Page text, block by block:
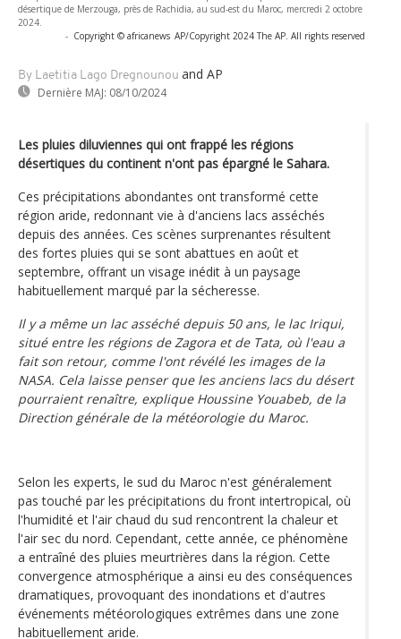
désertique de Merzouga, près de Rachidia, au sud-est du Maroc, mercredi 2 octobre
2024.
- Copyright © africanews AP/Copyright 2024 The AP. All rights reserved
By Laetitia Lago Dregnounou and AP
Dernière MAJ: 08/10/2024
Les pluies diluviennes qui ont frappé les régions
désertiques du continent n'ont pas épargné le Sahara.
Ces précipitations abondantes ont transformé cette
région aride, redonnant vie à d'anciens lacs asséchés
depuis des années. Ces scènes surprenantes résultent
des fortes pluies qui se sont abattues en août et
septembre, offrant un visage inédit à un paysage
habituellement marqué par la sécheresse.
Il y a même un lac asséché depuis 50 ans, le lac Iriqui,
situé entre les régions de Zagora et de Tata, où l'eau a
fait son retour, comme l'ont révélé les images de la
NASA. Cela laisse penser que les anciens lacs du désert
pourraient renaître, explique Houssine Youabeb, de la
Direction générale de la météorologie du Maroc.
Selon les experts, le sud du Maroc n'est généralement
pas touché par les précipitations du front intertropical, où
l'humidité et l'air chaud du sud rencontrent la chaleur et
l'air sec du nord. Cependant, cette année, ce phénomène
a entraîné des pluies meurtrières dans la région. Cette
convergence atmosphérique a ainsi eu des conséquences
dramatiques, provoquant des inondations et d'autres
événements météorologiques extrêmes dans une zone
habituellement aride.